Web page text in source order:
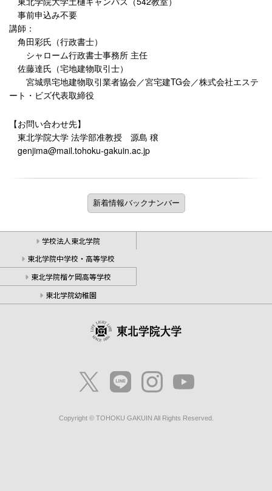
事前申込み不要
講師：
角田彩氏（行政書士）
シャローム行政書士事務所 主任
佐藤達氏（宅地建物取引士）
宮城県宅地建物取引業者協会／宮宅建TG会／株式会社エステ
ート・ビズ代表取締役
【お問い合わせ先】
東北学院大学 法学部准教授 源島 穣
genjima@mail.tohoku-gakuin.ac.jp
学校法人東北学院
東北学院中学校・高等学校
東北学院榴ケ岡高等学校
東北学院幼稚園
Copyright © TOHOKU GAKUIN All Rights Reserved.